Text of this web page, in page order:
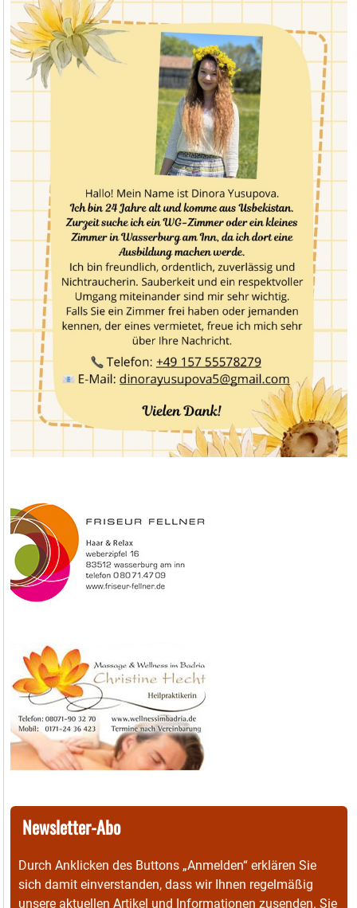
Newsletter-Abo
Durch Anklicken des Buttons „Anmelden“ erklären Sie
sich damit einverstanden, dass wir Ihnen regelmäßig
unsere aktuellen Artikel und Informationen zusenden. Sie